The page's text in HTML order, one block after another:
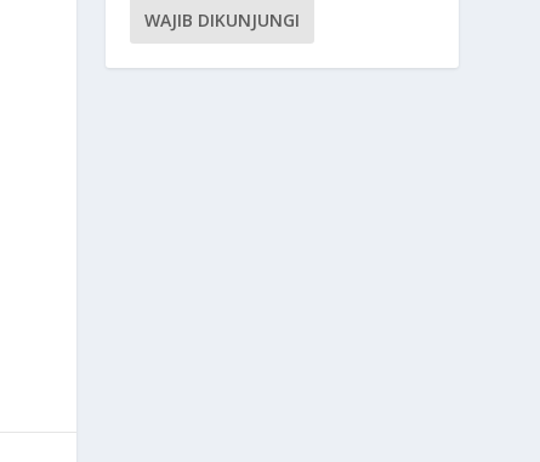
WAJIB DIKUNJUNGI